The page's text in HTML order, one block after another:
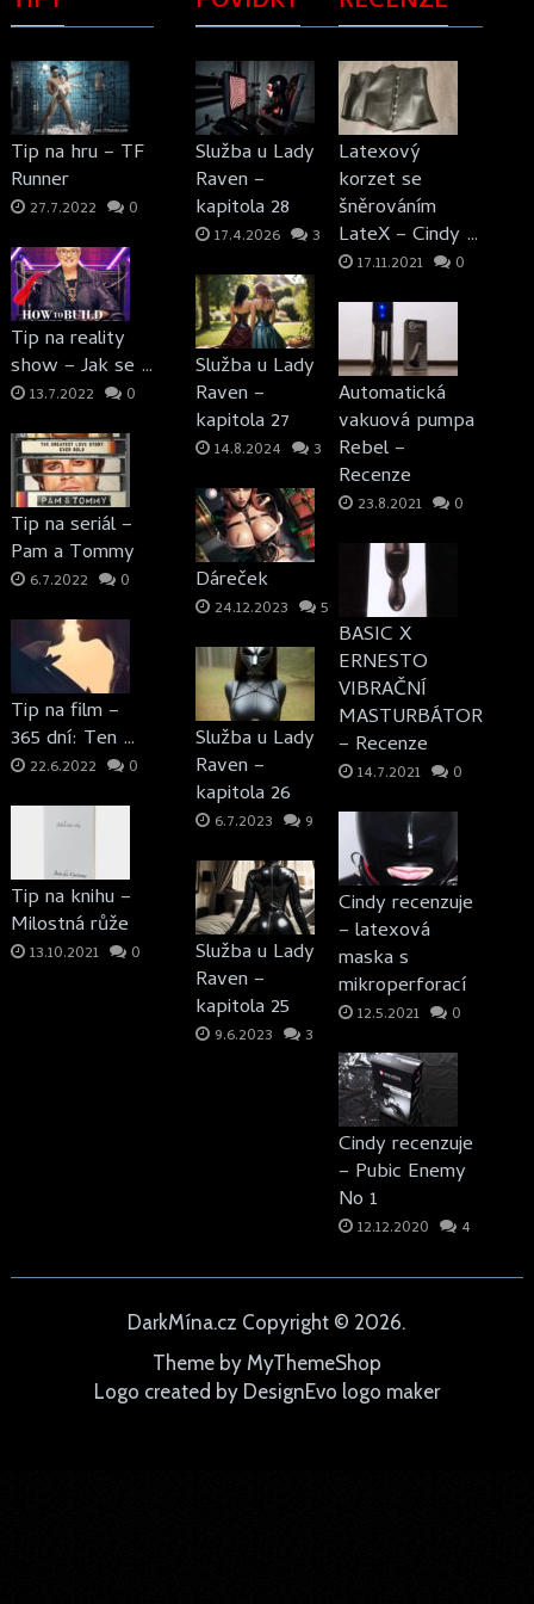
Tip na hru – TF
Runner
27.7.2022 0
Tip na reality
show – Jak se …
13.7.2022 0
Tip na seriál –
Pam a Tommy
6.7.2022 0
Tip na film –
365 dní: Ten …
22.6.2022 0
Tip na knihu –
Milostná růže
13.10.2021 0
Služba u Lady
Raven –
kapitola 28
17.4.2026 3
Služba u Lady
Raven –
kapitola 27
14.8.2024 3
Dáreček
24.12.2023 5
Služba u Lady
Raven –
kapitola 26
6.7.2023 9
Služba u Lady
Raven –
kapitola 25
9.6.2023 3
Latexový
korzet se
šněrováním
LateX – Cindy …
17.11.2021 0
Automatická
vakuová pumpa
Rebel –
Recenze
23.8.2021 0
BASIC X
ERNESTO
VIBRAČNÍ
MASTURBÁTOR
– Recenze
14.7.2021 0
Cindy recenzuje
– latexová
maska s
mikroperforací
12.5.2021 0
Cindy recenzuje
– Pubic Enemy
No 1
12.12.2020 4
DarkMína.cz Copyright © 2026.
Theme by MyThemeShop
Logo created by DesignEvo logo maker